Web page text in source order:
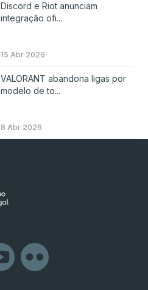
Discord e Riot anunciam
integração ofi...
15 Abr 2026
VALORANT abandona ligas por
modelo de to...
8 Abr 2026